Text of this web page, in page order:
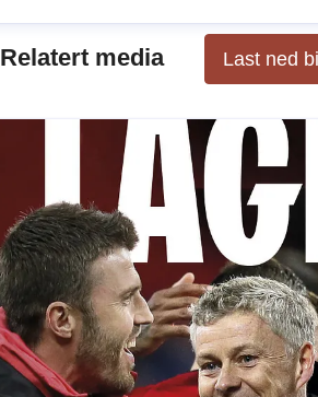
Relatert media Last ned